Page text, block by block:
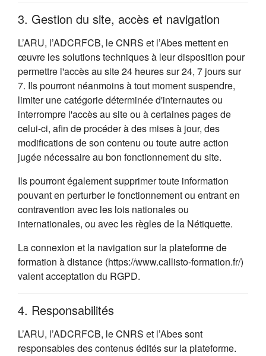
3. Gestion du site, accès et navigation
L’ARU, l’ADCRFCB, le CNRS et l’Abes mettent en
œuvre les solutions techniques à leur disposition pour
permettre l'accès au site 24 heures sur 24, 7 jours sur
7. Ils pourront néanmoins à tout moment suspendre,
limiter une catégorie déterminée d'internautes ou
interrompre l'accès au site ou à certaines pages de
celui-ci, afin de procéder à des mises à jour, des
modifications de son contenu ou toute autre action
jugée nécessaire au bon fonctionnement du site.
Ils pourront également supprimer toute information
pouvant en perturber le fonctionnement ou entrant en
contravention avec les lois nationales ou
internationales, ou avec les règles de la Nétiquette.
La connexion et la navigation sur la plateforme de
formation à distance (https://www.callisto-formation.fr/)
valent acceptation du RGPD.
4. Responsabilités
L’ARU, l’ADCRFCB, le CNRS et l’Abes sont
responsables des contenus édités sur la plateforme.